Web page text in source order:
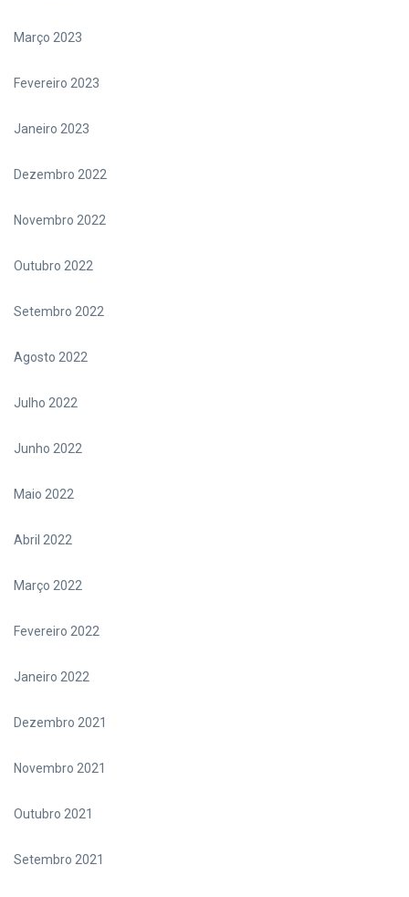
Março 2023
Fevereiro 2023
Janeiro 2023
Dezembro 2022
Novembro 2022
Outubro 2022
Setembro 2022
Agosto 2022
Julho 2022
Junho 2022
Maio 2022
Abril 2022
Março 2022
Fevereiro 2022
Janeiro 2022
Dezembro 2021
Novembro 2021
Outubro 2021
Setembro 2021